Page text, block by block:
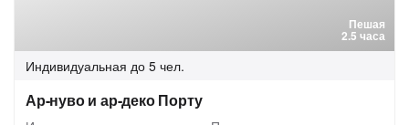
Пешая
2.5 часа
Индивидуальная до 5 чел.
Ар-нуво и ар-деко Порту